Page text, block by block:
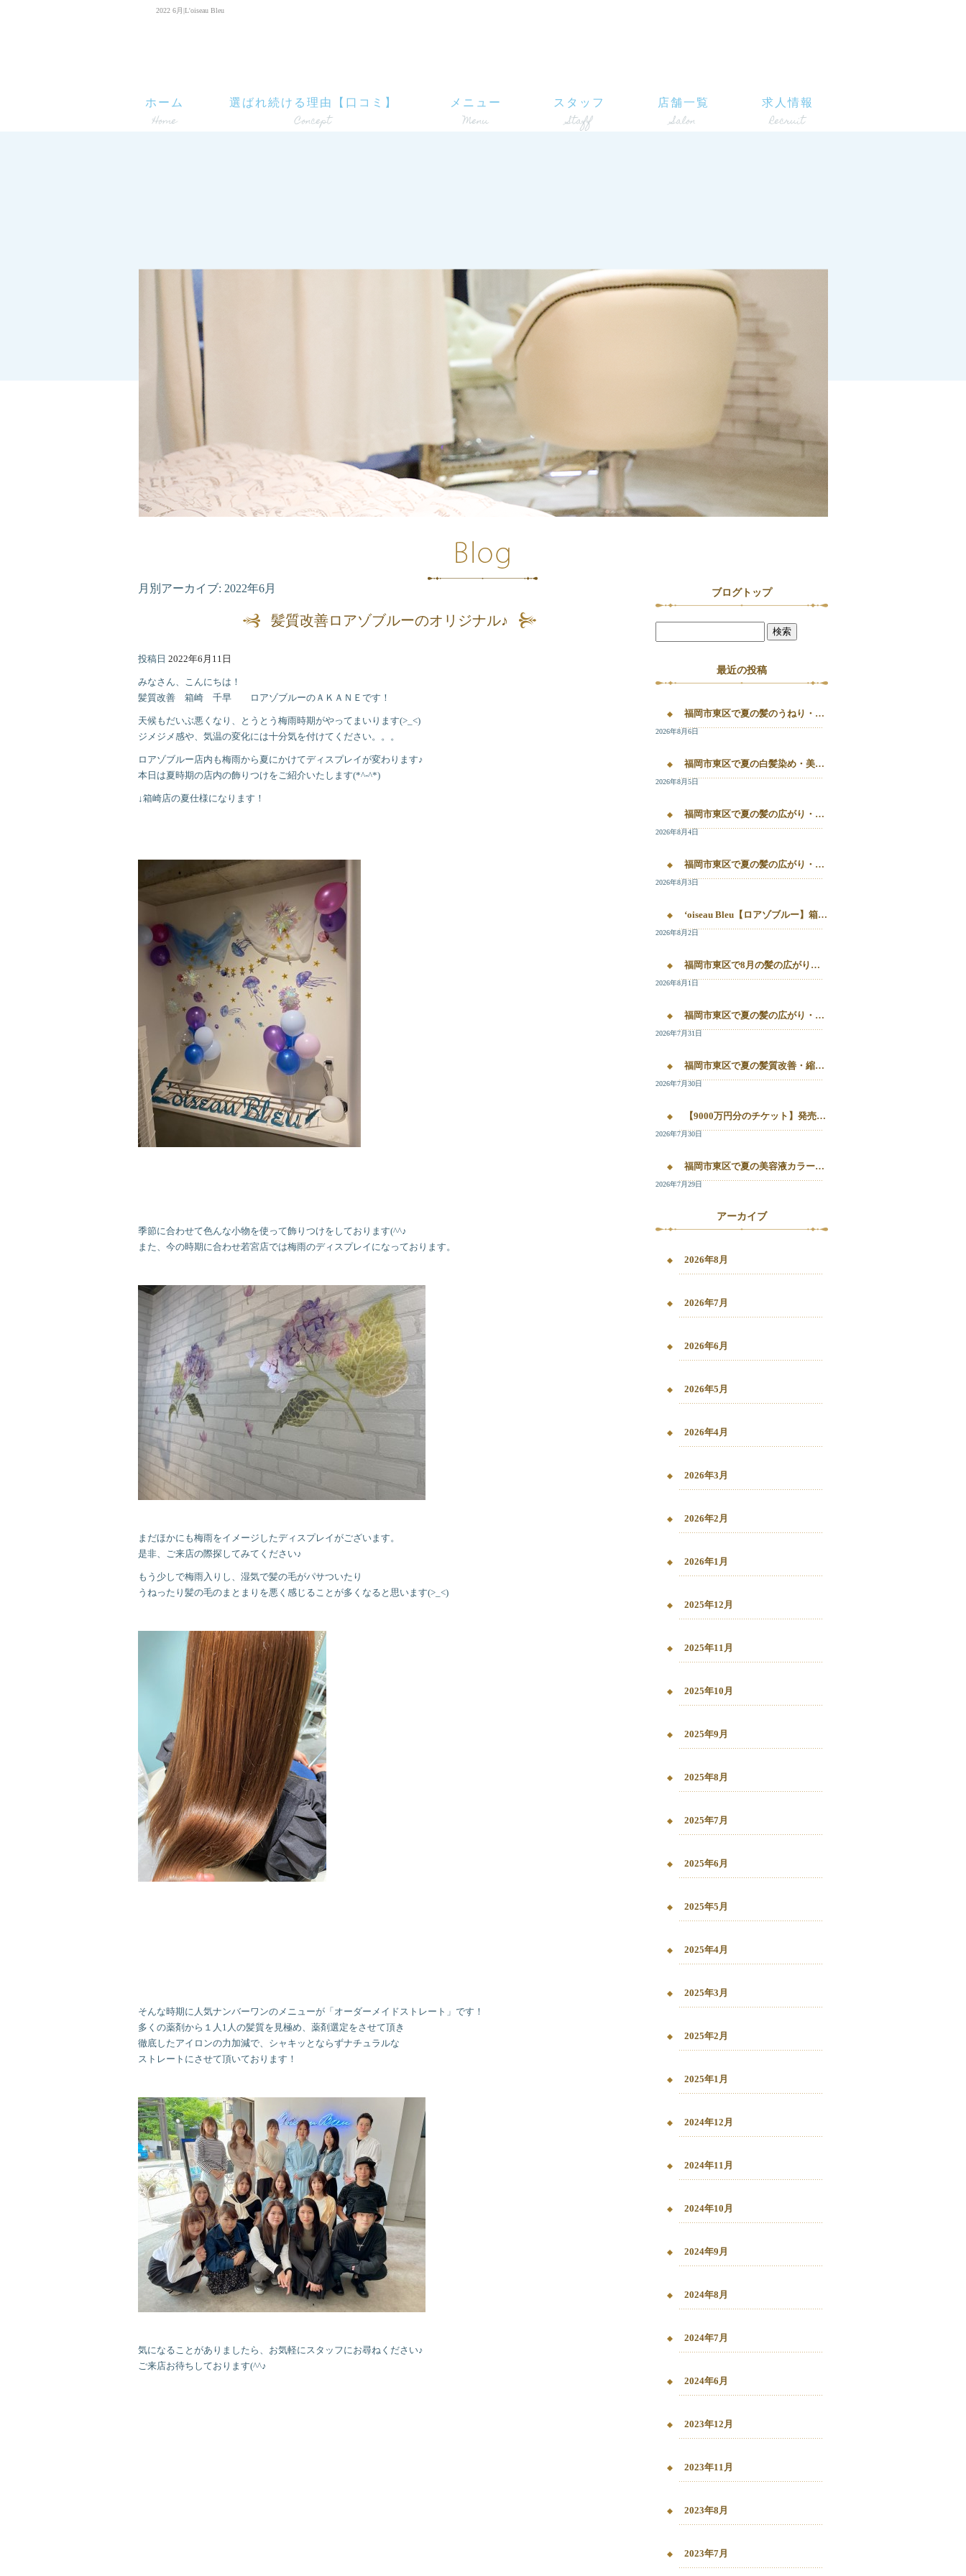
2022 6月|L'oiseau Bleu
ホーム 選ばれ続ける理由【口コミ】 メニュー スタッフ 店舗一覧 求人情報
月別アーカイブ: 2022年6月
髪質改善ロアゾブルーのオリジナル♪
投稿日 2022年6月11日
みなさん、こんにちは！
髪質改善 箱崎 千早 ロアゾブルーのＡＫＡＮＥです！
天候もだいぶ悪くなり、とうとう梅雨時期がやってまいります(>_<)
ジメジメ感や、気温の変化には十分気を付けてください。。。
ロアゾブルー店内も梅雨から夏にかけてディスプレイが変わります♪
本日は夏時期の店内の飾りつけをご紹介いたします(*^-^*)
↓箱崎店の夏仕様になります！
季節に合わせて色んな小物を使って飾りつけをしております(^^♪
また、今の時期に合わせ若宮店では梅雨のディスプレイになっております。
まだほかにも梅雨をイメージしたディスプレイがございます。
是非、ご来店の際探してみてください♪
もう少しで梅雨入りし、湿気で髪の毛がパサついたり
うねったり髪の毛のまとまりを悪く感じることが多くなると思います(>_<)
そんな時期に人気ナンバーワンのメニューが「オーダーメイドストレート」です！
多くの薬剤から１人1人の髪質を見極め、薬剤選定をさせて頂き
徹底したアイロンの力加減で、シャキッとならずナチュラルな
ストレートにさせて頂いております！
気になることがありましたら、お気軽にスタッフにお尋ねください♪
ご来店お待ちしております(^^♪
ブログトップ
最近の投稿
福岡市東区で夏の髪のうねり・白髪染め・美容液カラーを相談するなら｜箱崎・千早のL’oiseau Bleu
2026年8月6日
福岡市東区で夏の白髪染め・美容液カラー・髪質改善を相談したい方へ｜箱崎・千早のL’oiseau Bleu
2026年8月5日
福岡市東区で夏の髪の広がり・白髪染め・美容液カラーを相談したい方へ｜箱崎・千早のL’oiseau Bleu
2026年8月4日
福岡市東区で夏の髪の広がり・白髪染め・美容液カラーを相談したい方へ｜箱崎・千早のL’oiseau Bleu
2026年8月3日
‘oiseau Bleu【ロアゾブルー】箱崎店】 福岡市東区箱崎で、夏の白髪染めやカラー後の毛先のパサつき、髪の艶不足が気になる方へ。
2026年8月2日
福岡市東区で8月の髪の広がり・白髪染め・美容液カラーを相談するなら
2026年8月1日
福岡市東区で夏の髪の広がり・白髪染め・美容液カラーを相談したい方へ｜箱崎・千早のL’oiseau Bleu
2026年7月31日
福岡市東区で夏の髪質改善・縮毛矯正・美容液カラーを相談したい方へ｜箱崎・千早の全席個室美容室ロアゾブルー
2026年7月30日
【9000万円分のチケット】発売開始！！20%OFFで施術が受けられます！
2026年7月30日
福岡市東区で夏の美容液カラー・白髪染め・髪質改善縮毛矯正を相談したい方へ
2026年7月29日
アーカイブ
2026年8月
2026年7月
2026年6月
2026年5月
2026年4月
2026年3月
2026年2月
2026年1月
2025年12月
2025年11月
2025年10月
2025年9月
2025年8月
2025年7月
2025年6月
2025年5月
2025年4月
2025年3月
2025年2月
2025年1月
2024年12月
2024年11月
2024年10月
2024年9月
2024年8月
2024年7月
2024年6月
2023年12月
2023年11月
2023年8月
2023年7月